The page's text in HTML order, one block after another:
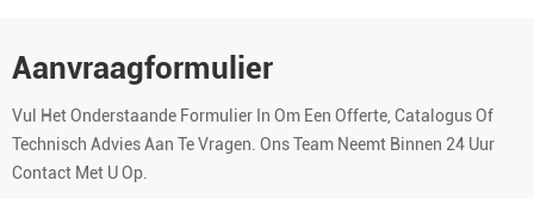
Aanvraagformulier
Vul Het Onderstaande Formulier In Om Een Offerte, Catalogus Of
Technisch Advies Aan Te Vragen. Ons Team Neemt Binnen 24 Uur
Contact Met U Op.